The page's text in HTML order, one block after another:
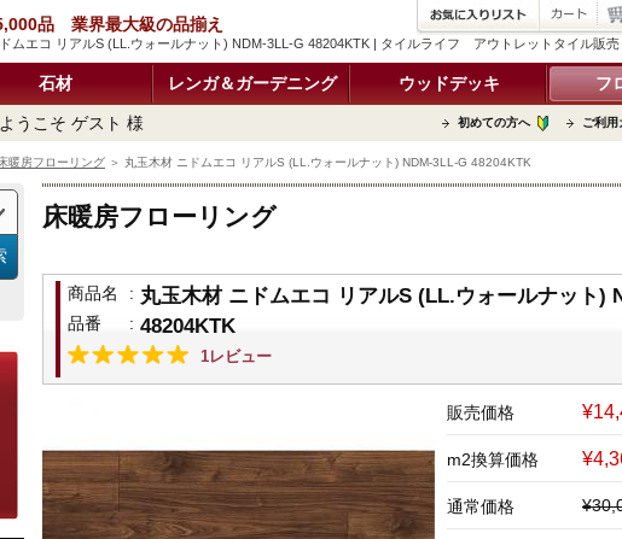
ムエコ リアルS (LL.ウォールナット) NDM-3LL-G 48204KTK | タイルライフ アウトレットタイル販売
品 業界最大級の品揃え
石材 レンガ＆ガーデニング ウッドデッキ フ
ようこそ ゲスト 様 初めての方へ ご利用
暖房フローリング ＞ 丸玉木材 ニドムエコ リアルS (LL.ウォールナット) NDM-3LL-G 48204KTK
床暖房フローリング
商品名 : 丸玉木材 ニドムエコ リアルS (LL.ウォールナット)
品番 : 48204KTK
1レビュー
販売価格
m2換算価格
通常価格